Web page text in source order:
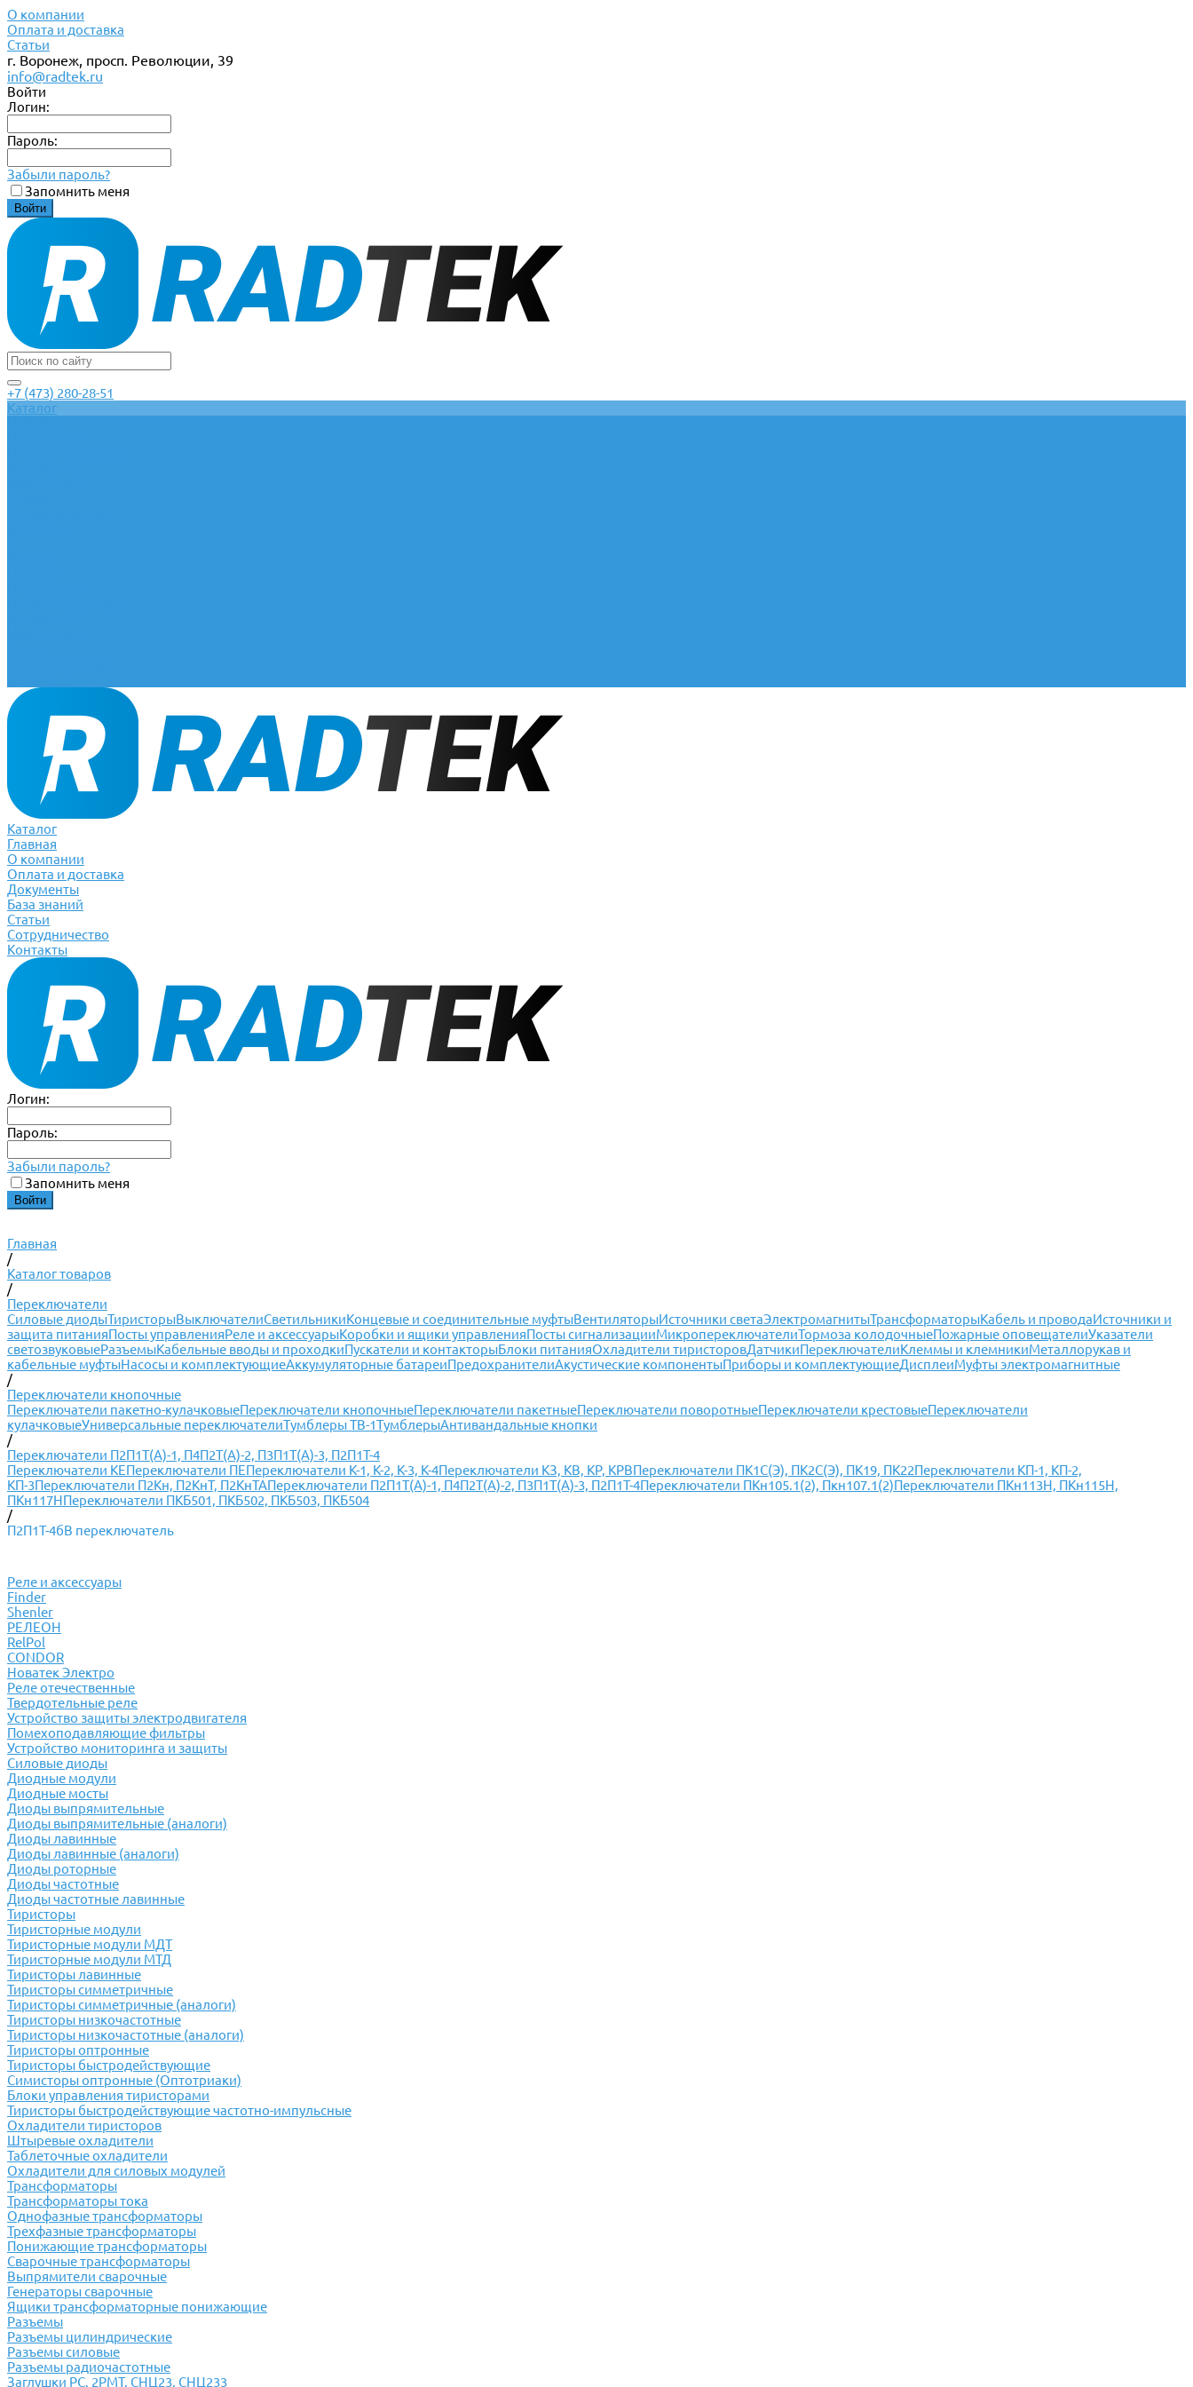
О компании
Оплата и доставка
Статьи
г. Воронеж, просп. Революции, 39
info@radtek.ru
Войти
Логин:
Пароль:
Забыли пароль?
Запомнить меня
+7 (473) 280-28-51
Каталог
Каталог
Главная
О компании
Оплата и доставка
Документы
База знаний
Статьи
Сотрудничество
Контакты
Логин:
Пароль:
Забыли пароль?
Запомнить меня
Главная
/
Каталог товаров
/
Переключатели
Силовые диодыТиристорыВыключателиСветильникиКонцевые и соединительные муфтыВентиляторыИсточники светаЭлектромагнитыТрансформаторыКабель и проводаИсточники и
защита питанияПосты управленияРеле и аксессуарыКоробки и ящики управленияПосты сигнализацииМикропереключателиТормоза колодочныеПожарные оповещателиУказатели
светозвуковыеРазъемыКабельные вводы и проходкиПускатели и контакторыБлоки питанияОхладители тиристоровДатчикиПереключателиКлеммы и клемникиМеталлорукав и
кабельные муфтыНасосы и комплектующиеАккумуляторные батареиПредохранителиАкустические компонентыПриборы и комплектующиеДисплеиМуфты электромагнитные
/
Переключатели кнопочные
Переключатели пакетно-кулачковыеПереключатели кнопочныеПереключатели пакетныеПереключатели поворотныеПереключатели крестовыеПереключатели
кулачковыеУниверсальные переключателиТумблеры ТВ-1ТумблерыАнтивандальные кнопки
/
Переключатели П2П1Т(А)-1, П4П2Т(А)-2, П3П1Т(А)-3, П2П1Т-4
Переключатели КЕПереключатели ПЕПереключатели К-1, К-2, К-3, К-4Переключатели КЗ, КВ, КР, КРВПереключатели ПК1С(Э), ПК2С(Э), ПК19, ПК22Переключатели КП-1, КП-2,
КП-3Переключатели П2Кн, П2КнТ, П2КнТАПереключатели П2П1Т(А)-1, П4П2Т(А)-2, П3П1Т(А)-3, П2П1Т-4Переключатели ПКн105.1(2), Пкн107.1(2)Переключатели ПКн113Н, ПКн115Н,
ПКн117НПереключатели ПКБ501, ПКБ502, ПКБ503, ПКБ504
/
П2П1Т-4бВ переключатель
Реле и аксессуары
Finder
Shenler
РЕЛЕОН
RelPol
CONDOR
Новатек Электро
Реле отечественные
Твердотельные реле
Устройство защиты электродвигателя
Помехоподавляющие фильтры
Устройство мониторинга и защиты
Силовые диоды
Диодные модули
Диодные мосты
Диоды выпрямительные
Диоды выпрямительные (аналоги)
Диоды лавинные
Диоды лавинные (аналоги)
Диоды роторные
Диоды частотные
Диоды частотные лавинные
Тиристоры
Тиристорные модули
Тиристорные модули МДТ
Тиристорные модули МТД
Тиристоры лавинные
Тиристоры симметричные
Тиристоры симметричные (аналоги)
Тиристоры низкочастотные
Тиристоры низкочастотные (аналоги)
Тиристоры оптронные
Тиристоры быстродействующие
Симисторы оптронные (Оптотриаки)
Блоки управления тиристорами
Тиристоры быстродействующие частотно-импульсные
Охладители тиристоров
Штыревые охладители
Таблеточные охладители
Охладители для силовых модулей
Трансформаторы
Трансформаторы тока
Однофазные трансформаторы
Трехфазные трансформаторы
Понижающие трансформаторы
Сварочные трансформаторы
Выпрямители сварочные
Генераторы сварочные
Ящики трансформаторные понижающие
Разъемы
Разъемы цилиндрические
Разъемы силовые
Разъемы радиочастотные
Заглушки РС, 2РМТ, СНЦ23, СНЦ233